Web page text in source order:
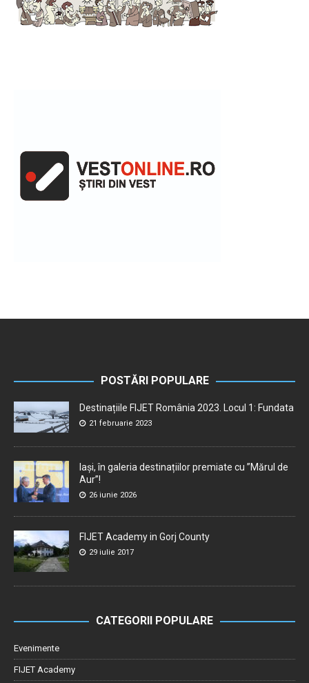
POSTĂRI POPULARE
Destinațiile FIJET România 2023. Locul 1: Fundata
21 februarie 2023
Iași, în galeria destinațiilor premiate cu ”Mărul de
Aur”!
26 iunie 2026
FIJET Academy in Gorj County
29 iulie 2017
CATEGORII POPULARE
Evenimente
FIJET Academy